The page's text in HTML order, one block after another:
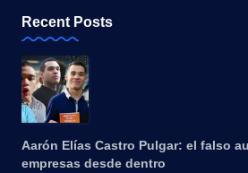
Recent Posts
Aarón Elías Castro Pulgar: el falso
empresas desde dentro